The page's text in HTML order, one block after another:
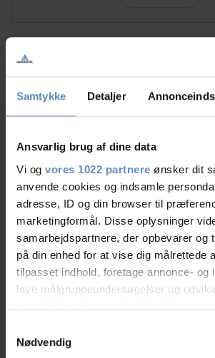
Samtykke Detaljer
Ansvarlig brug af dine data
Vi og vores 1022 partnere ønsker dit
anvende cookies og indsamle
adresse, ID og din browser til
marketingformål. Disse oplysninger
samarbejdspartnere, der opbevarer og
på din enhed for at vise dig målrettede
tilpasset indhold, foretage annonce- og
lave målgruppeundersøgelser og
mere information underindstillingerog
tilbage eller ændre indstillinger fra vores
Nødvendig
9,47
9,47 out of 10
Based on 98 reviews
See more
Staff/service